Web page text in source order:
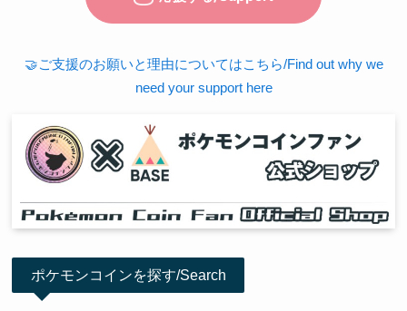
🤝ご支援のお願いと理由についてはこちら/Find out why we
need your support here
ポケモンコインを探す/Search